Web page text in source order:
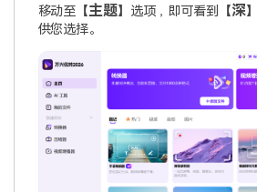
移动至【主题】选项，即可看到【深
供您选择。